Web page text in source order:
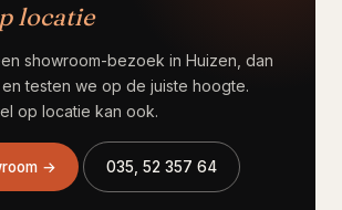
locatie
showroom-bezoek in Huizen, dan
testen we op de juiste hoogte.
op locatie kan ook.
→ 035, 52 357 64